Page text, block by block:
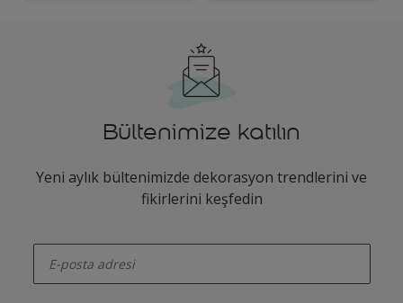
Bültenimize katılın
Yeni aylık bültenimizde dekorasyon trendlerini ve
fikirlerini keşfedin